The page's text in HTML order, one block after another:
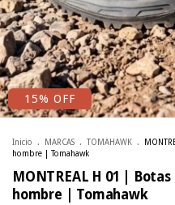
15% OFF
Inicio . MARCAS . TOMAHAWK .
hombre | Tomahawk
MONTREAL H 01 |
hombre | Tomahawk